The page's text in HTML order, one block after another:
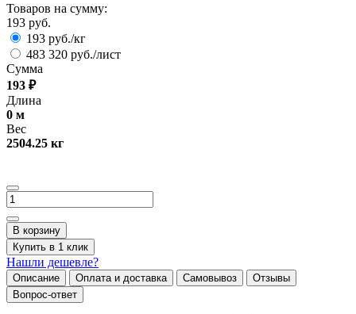
Товаров на сумму:
193 руб.
193 руб./кг
483 320 руб./лист
Сумма
193 ₽
Длина
0 м
Вес
2504.25 кг
В корзину
Купить в 1 клик
Нашли дешевле?
Описание Оплата и доставка Самовывоз
Отзывы
Вопрос-ответ